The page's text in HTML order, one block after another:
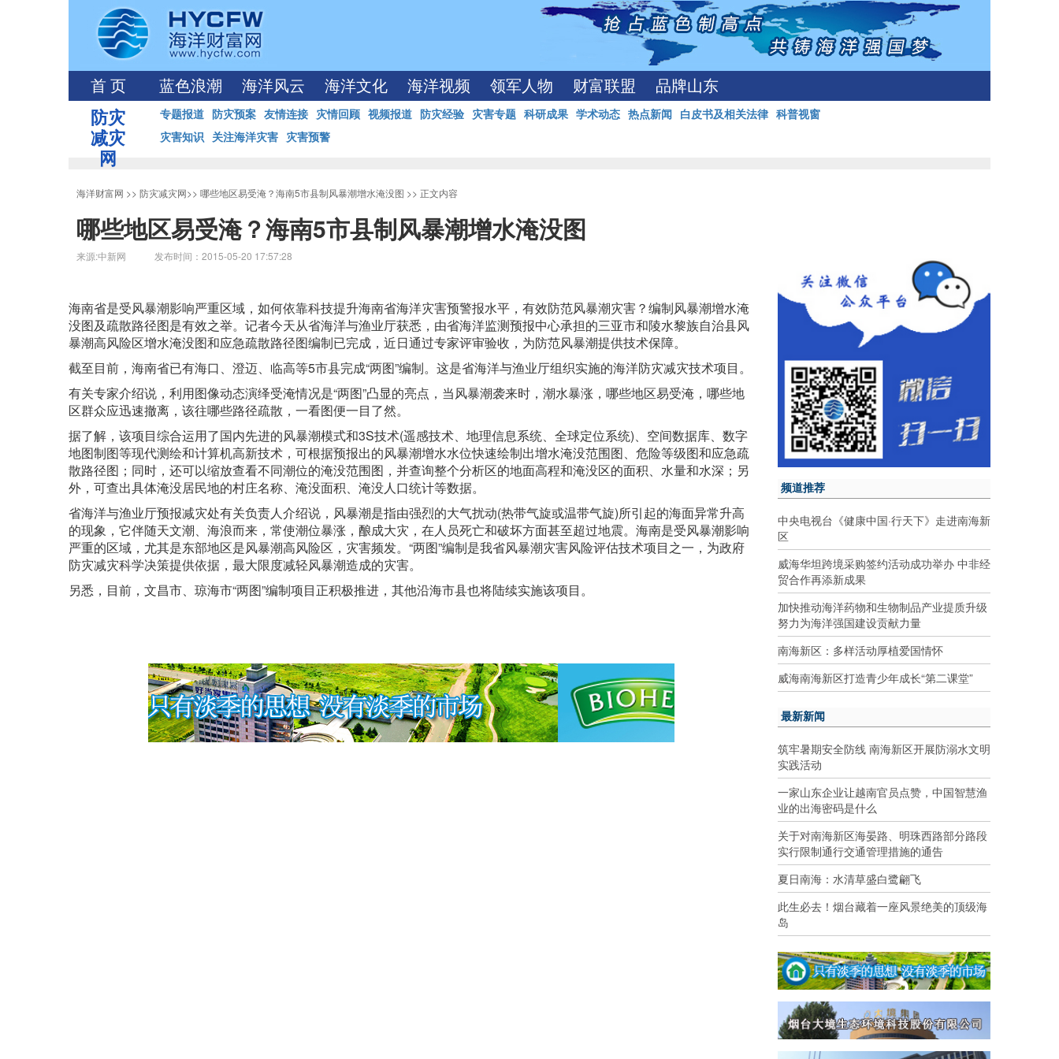
首 页 蓝色浪潮 海洋风云 海洋文化 海洋视频 领军人物 财富联盟 品牌山东
防灾
减灾
网
专题报道 防灾预案 友情连接 灾情回顾 视频报道 防灾经验 灾害专题 科研成果 学术动态 热点新闻 白皮书及相关法律 科普视窗
灾害知识 关注海洋灾害 灾害预警
海洋财富网 >> 防灾减灾网>> 哪些地区易受淹？海南5市县制风暴潮增水淹没图 >> 正文内容
哪些地区易受淹？海南5市县制风暴潮增水淹没图
来源:中新网 发布时间：2015-05-20 17:57:28
海南省是受风暴潮影响严重区域，如何依靠科技提升海南省海洋灾害预警报水平，有效防范风暴潮灾害？编制风暴潮增水淹
没图及疏散路径图是有效之举。记者今天从省海洋与渔业厅获悉，由省海洋监测预报中心承担的三亚市和陵水黎族自治县风
暴潮高风险区增水淹没图和应急疏散路径图编制已完成，近日通过专家评审验收，为防范风暴潮提供技术保障。
截至目前，海南省已有海口、澄迈、临高等5市县完成“两图”编制。这是省海洋与渔业厅组织实施的海洋防灾减灾技术项目。
有关专家介绍说，利用图像动态演绎受淹情况是“两图”凸显的亮点，当风暴潮袭来时，潮水暴涨，哪些地区易受淹，哪些地
区群众应迅速撤离，该往哪些路径疏散，一看图便一目了然。
据了解，该项目综合运用了国内先进的风暴潮模式和3S技术(遥感技术、地理信息系统、全球定位系统)、空间数据库、数字
地图制图等现代测绘和计算机高新技术，可根据预报出的风暴潮增水水位快速绘制出增水淹没范围图、危险等级图和应急疏
散路径图；同时，还可以缩放查看不同潮位的淹没范围图，并查询整个分析区的地面高程和淹没区的面积、水量和水深；另
外，可查出具体淹没居民地的村庄名称、淹没面积、淹没人口统计等数据。
省海洋与渔业厅预报减灾处有关负责人介绍说，风暴潮是指由强烈的大气扰动(热带气旋或温带气旋)所引起的海面异常升高
的现象，它伴随天文潮、海浪而来，常使潮位暴涨，酿成大灾，在人员死亡和破坏方面甚至超过地震。海南是受风暴潮影响
严重的区域，尤其是东部地区是风暴潮高风险区，灾害频发。“两图”编制是我省风暴潮灾害风险评估技术项目之一，为政府
防灾减灾科学决策提供依据，最大限度减轻风暴潮造成的灾害。
另悉，目前，文昌市、琼海市“两图”编制项目正积极推进，其他沿海市县也将陆续实施该项目。
频道推荐
中央电视台《健康中国·行天下》走进南海新
区
威海华坦跨境采购签约活动成功举办 中非经
贸合作再添新成果
加快推动海洋药物和生物制品产业提质升级
努力为海洋强国建设贡献力量
南海新区：多样活动厚植爱国情怀
威海南海新区打造青少年成长“第二课堂”
最新新闻
筑牢暑期安全防线 南海新区开展防溺水文明
实践活动
一家山东企业让越南官员点赞，中国智慧渔
业的出海密码是什么
关于对南海新区海晏路、明珠西路部分路段
实行限制通行交通管理措施的通告
夏日南海：水清草盛白鹭翩飞
此生必去！烟台藏着一座风景绝美的顶级海
岛